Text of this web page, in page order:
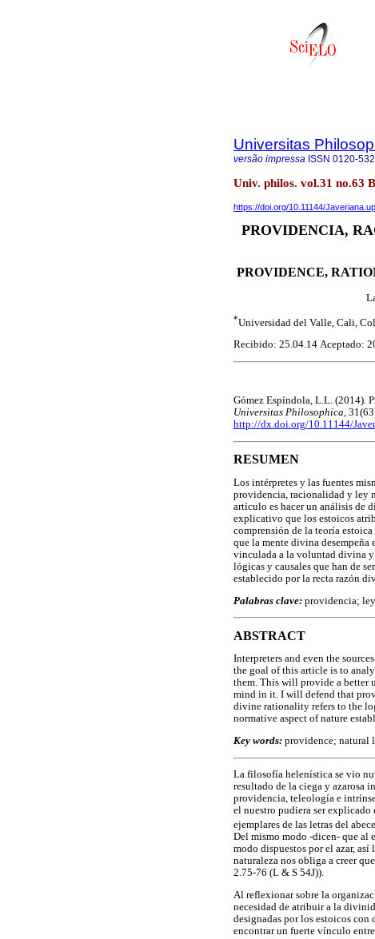
Universitas
versão impressa ISSN 0120-
Univ. philos. vol.31 no.63
https://doi.org/10.11144/
PROVIDENCIA,
PROVIDENCE,
*Universidad del Valle, Cali,
Recibido: 25.04.14 Aceptado:
Gómez Espíndola, L.L. (2014).
Universitas Philosophica,
http://dx.doi.org/10.11144/
RESUMEN
Los intérpretes y las fuentes
providencia, racionalidad y ley
artículo es hacer un análisis de
explicativo que los estoicos
comprensión de la teoría
que la mente divina desempeña
vinculada a la voluntad divina
lógicas y causales que han de
establecido por la recta razón
Palabras clave: providencia;
ABSTRACT
Interpreters and even the
the goal of this article is to
them. This will provide a better
mind in it. I will defend that
divine rationality refers to the
normative aspect of nature
Key words: providence; natural
La filosofía helenística se vio
resultado de la ciega y azarosa
providencia, teleología e
el nuestro pudiera ser explicado
ejemplares de las letras del
Del mismo modo -dicen- que al
modo dispuestos por el azar,
naturaleza nos obliga a creer
2.75-76 (L & S 54J)).
Al reflexionar sobre la
necesidad de atribuir a la
designadas por los estoicos con
encontrar un fuerte vínculo